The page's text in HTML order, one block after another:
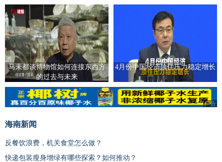
马未都谈博物馆如何连接东西方
的过去与未来
4月份中国经济顶住压力稳定增长
广告
海南新闻
反餐饮浪费，机关食堂怎么做？
快递包装瘦身增绿有哪些探索？如何推动？